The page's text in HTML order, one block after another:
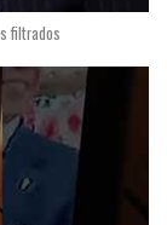
filtrados